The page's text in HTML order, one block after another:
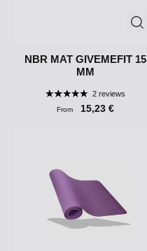
NBR MAT GIVEMEFIT 15
MM
2 reviews
From 15,23 €